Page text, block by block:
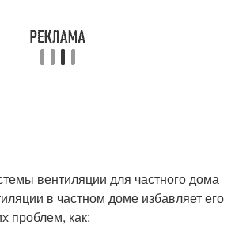
вентиляции для частного дома
в частном доме избавляет его
проблем, как: